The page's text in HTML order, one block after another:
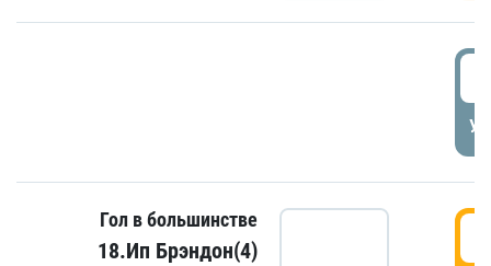
Гол в большинстве
18.Ип Брэндон(4)